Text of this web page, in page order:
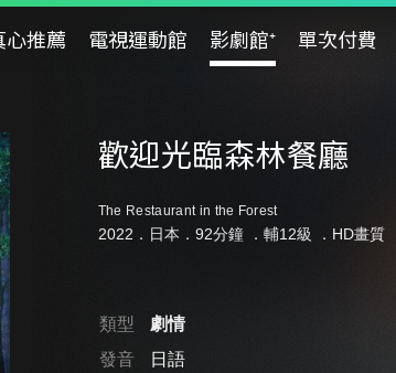
心推薦 電視運動館 影劇館⁺ 單次付費
歡迎光臨森林餐廳
The Restaurant in the Forest
2022．日本．92分鐘 ． 輔12級 ．HD畫質
類型
劇情
發音
日語